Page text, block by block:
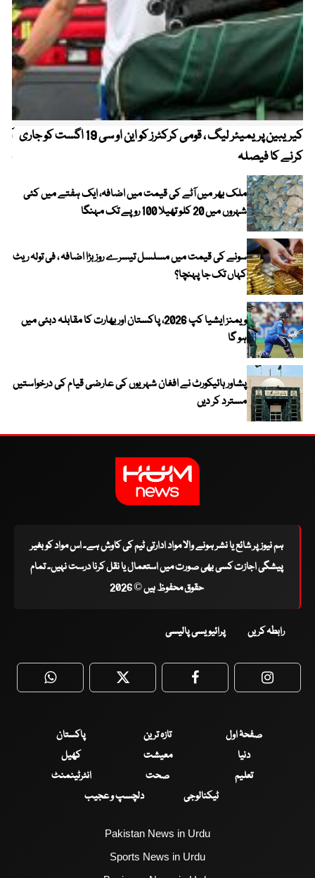
کیریبین پریمیئر لیگ ، قومی کرکٹرز کو این او سی 19 اگست کو جاری
کرنے کا فیصلہ
ملک بھر میں آٹے کی قیمت میں اضافہ، ایک ہفتے میں کئی
شہروں میں 20 کلو تھیلا 100 روپے تک مہنگا
سونے کی قیمت میں مسلسل تیسرے روز بڑا اضافہ ، فی تولہ ریٹ
کہاں تک جا پہنچا؟
ویمنز ایشیا کپ 2026، پاکستان اور بھارت کا مقابلہ دبئی میں
ہو گا
پشاور ہائیکورٹ نے افغان شہریوں کی عارضی قیام کی درخواستیں
مسترد کر دیں
ہم نیوز پر شائع یا نشر ہونے والا مواد ادارتی ٹیم کی کاوش ہے۔ اس مواد کو بغیر
پیشگی اجازت کسی بھی صورت میں استعمال یا نقل کرنا درست نہیں۔ تمام
حقوق محفوظ ہیں © 2026
رابطہ کریں پرائیویسی پالیسی
WhatsApp Twitter Facebook
صفحۂ اول تازہ ترین
پاکستان
دنیا
معیشت
کھیل
تعلیم
صحت
انٹرٹینمنٹ
ٹیکنالوجی
دلچسپ و عجیب
Pakistan News in Urdu
Sports News in Urdu